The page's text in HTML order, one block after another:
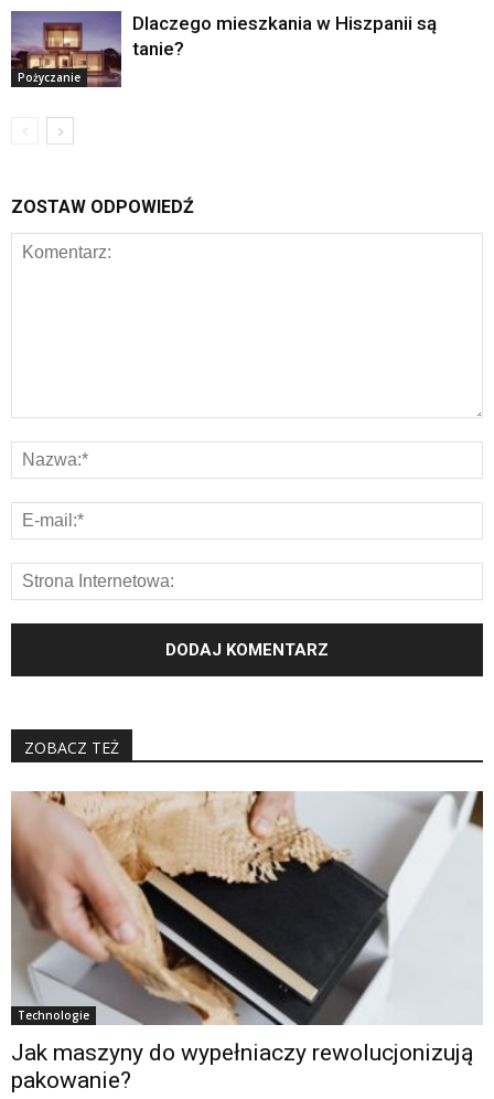
Pożyczanie
Dlaczego mieszkania w Hiszpanii są
tanie?
ZOSTAW ODPOWIEDŹ
ZOBACZ TEŻ
Technologie
Jak maszyny do wypełniaczy rewolucjonizują
pakowanie?